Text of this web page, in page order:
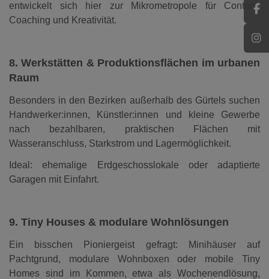
entwickelt sich hier zur Mikrometropole für Content,
Coaching und Kreativität.
8. Werkstätten & Produktionsflächen im urbanen
Raum
Besonders in den Bezirken außerhalb des Gürtels suchen
Handwerker:innen, Künstler:innen und kleine Gewerbe
nach bezahlbaren, praktischen Flächen mit
Wasseranschluss, Starkstrom und Lagermöglichkeit.
Ideal: ehemalige Erdgeschosslokale oder adaptierte
Garagen mit Einfahrt.
9. Tiny Houses & modulare Wohnlösungen
Ein bisschen Pioniergeist gefragt: Minihäuser auf
Pachtgrund, modulare Wohnboxen oder mobile Tiny
Homes sind im Kommen, etwa als Wochenendlösung,